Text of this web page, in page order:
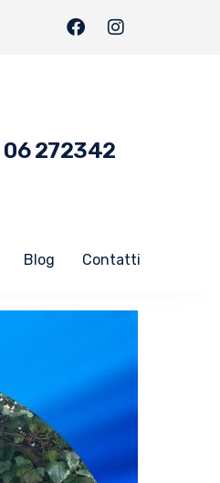
06 272342
Blog Contatti